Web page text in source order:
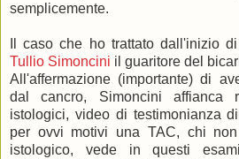
semplicemente.
Il caso che ho trattato dall'inizio
Tullio Simoncini il guaritore del
All'affermazione (importante) di
dal cancro, Simoncini affianca
istologici, video di testimonianza
per ovvi motivi una TAC, chi
istologico, vede in questi